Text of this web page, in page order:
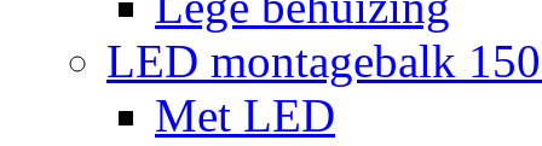
LED montagebalk
Met LED